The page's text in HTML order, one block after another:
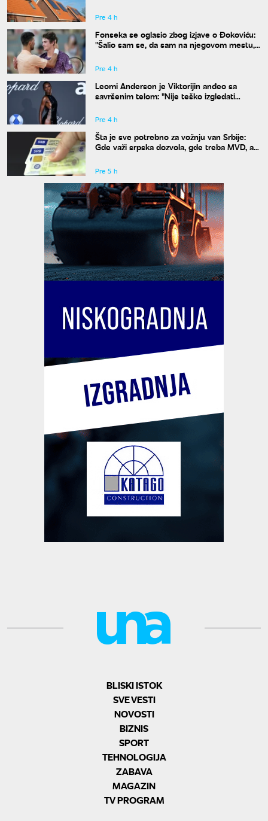
Pre 4 h
Fonseka se oglasio zbog izjave o Đokoviću:
"Šalio sam se, da sam na njegovom mestu,
Pre 4 h
Leomi Anderson je Viktorijin anđeo sa
savršenim telom: "Nije teško izgledati
Pre 4 h
Šta je sve potrebno za vožnju van Srbije:
Gde važi srpska dozvola, gde treba MVD, a
Pre 5 h
BLISKI ISTOK
SVE VESTI
NOVOSTI
BIZNIS
SPORT
TEHNOLOGIJA
ZABAVA
MAGAZIN
TV PROGRAM